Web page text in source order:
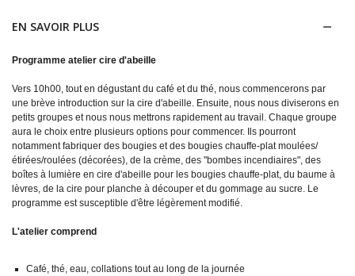
EN SAVOIR PLUS
Programme atelier cire d'abeille
Vers 10h00, tout en dégustant du café et du thé, nous commencerons par
une brève introduction sur la cire d'abeille. Ensuite, nous nous diviserons en
petits groupes et nous nous mettrons rapidement au travail. Chaque groupe
aura le choix entre plusieurs options pour commencer. Ils pourront
notamment fabriquer des bougies et des bougies chauffe-plat moulées/
étirées/roulées (décorées), de la crème, des "bombes incendiaires", des
boîtes à lumière en cire d'abeille pour les bougies chauffe-plat, du baume à
lèvres, de la cire pour planche à découper et du gommage au sucre. Le
programme est susceptible d'être légèrement modifié.
L'atelier comprend
Café, thé, eau, collations tout au long de la journée